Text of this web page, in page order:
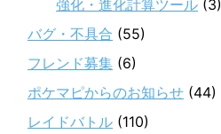
強化・進化計算ツール (3)
バグ・不具合 (55)
フレンド募集 (6)
ポケマピからのお知らせ (44)
レイドバトル (110)